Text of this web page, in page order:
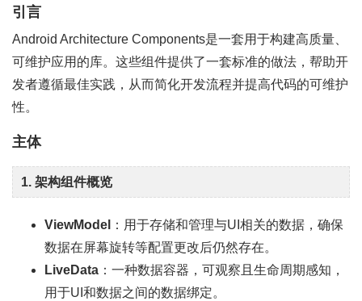
引言
Android Architecture Components是一套用于构建高质量、
可维护应用的库。这些组件提供了一套标准的做法，帮助开
发者遵循最佳实践，从而简化开发流程并提高代码的可维护
性。
主体
1. 架构组件概览
ViewModel
：用于存储和管理与UI相关的数据，确保
数据在屏幕旋转等配置更改后仍然存在。
LiveData ：一种数据容器，可观察且生命周期感知，
用于UI和数据之间的数据绑定。